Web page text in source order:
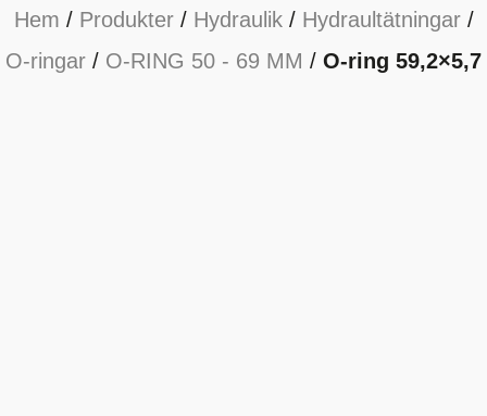
Hem / Produkter/ Hydraulik/ Hydraultätningar/
O-ringar / O-RING 50 - 69 MM / O-ring 59,2×5,7